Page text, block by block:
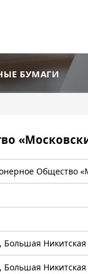
БУМАГИ
Общество
Большая Никитская
Большая Никитская